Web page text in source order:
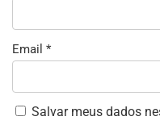
Email *
Salvar meus dados